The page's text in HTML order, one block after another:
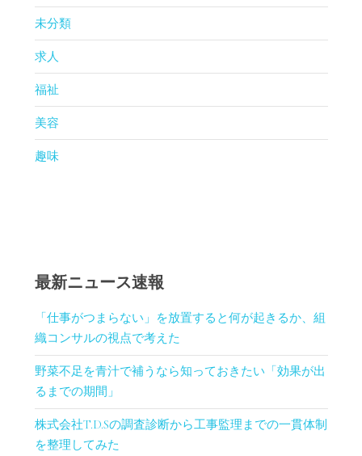
未分類
求人
福祉
美容
趣味
最新ニュース速報
「仕事がつまらない」を放置すると何が起きるか、組
織コンサルの視点で考えた
野菜不足を青汁で補うなら知っておきたい「効果が出
るまでの期間」
株式会社T.D.Sの調査診断から工事監理までの一貫体制
を整理してみた